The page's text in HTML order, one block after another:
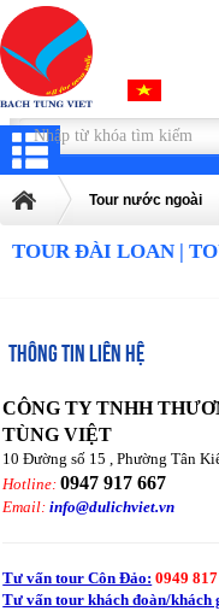
Tour nước ngoài
TOUR ĐÀI LOAN |
THÔNG TIN LIÊN HỆ
CÔNG TY TNHH
TÙNG VIỆT
10 Đường số 15 , Phường Tân
Hotline:0947 917 667
Email:info@dulichviet.vn
Tư vấn tour Côn Đảo: 0949
Tư vấn tour khách đoàn/khách